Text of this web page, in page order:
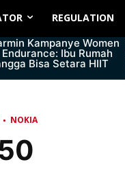
REGULATION
Kampanye Women
Ibu Rumah
Bisa Setara HIIT
NOKIA